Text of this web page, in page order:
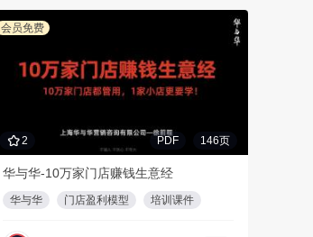
会员免费
2 PDF 146页
华与华-10万家门店赚钱生意经
华与华 门店盈利模型 培训课件